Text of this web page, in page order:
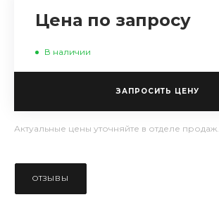
Цена по запросу
В наличии
ЗАПРОСИТЬ ЦЕНУ
Актуальные цены уточняйте в отделе продаж.
ОТЗЫВЫ